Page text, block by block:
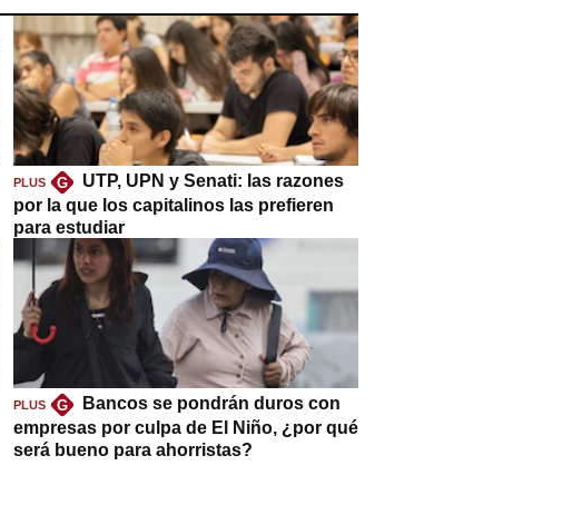
PLUS G
UTP, UPN y Senati: las razones
por la que los capitalinos las prefieren
para estudiar
PLUS G
Bancos se pondrán duros con
empresas por culpa de El Niño, ¿por qué
será bueno para ahorristas?